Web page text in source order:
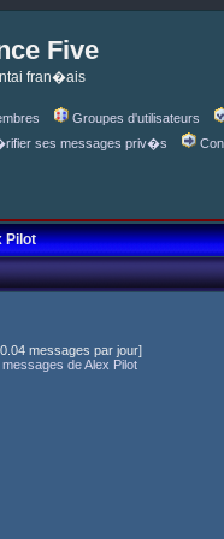
Five
fran�ais
Groupes d'utilisateurs
ses messages priv�s
Pilot
messages par jour]
de Alex Pilot